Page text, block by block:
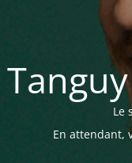
Le
En attendant,